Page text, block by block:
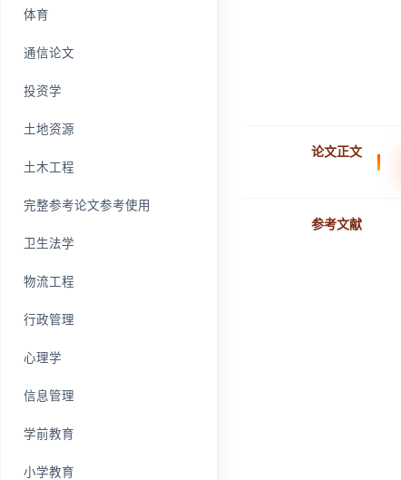
体育
通信论文
投资学
土地资源
土木工程
完整参考论文参考使用
卫生法学
物流工程
行政管理
心理学
信息管理
学前教育
小学教育
论文正文
参考文献